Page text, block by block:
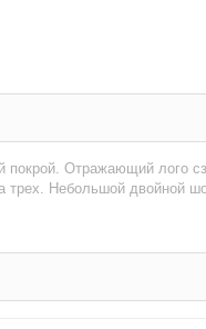
Отражающий лого
Небольшой двойной